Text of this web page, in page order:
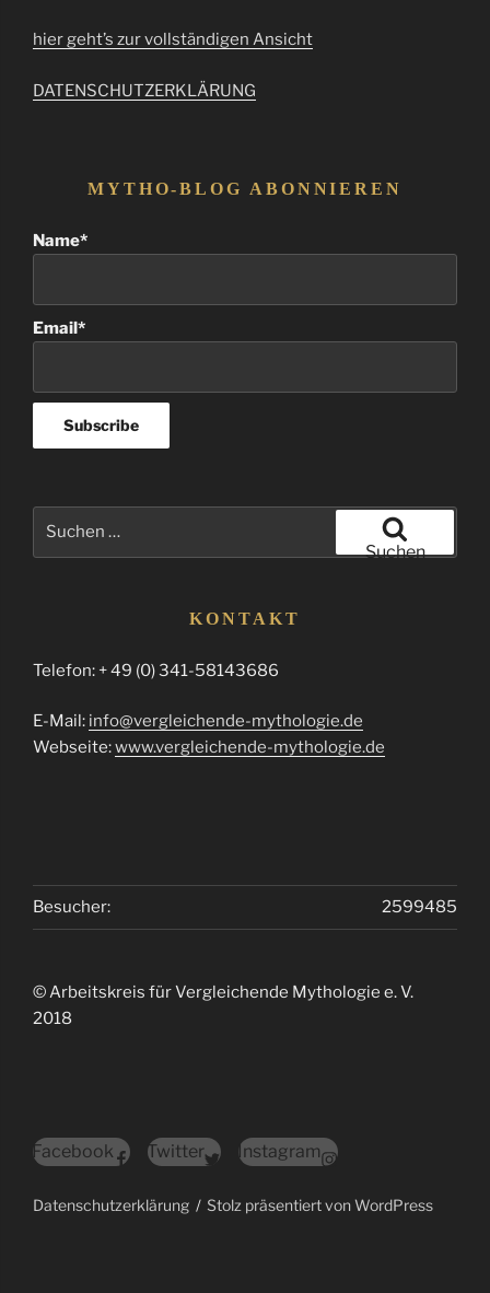
hier geht’s zur vollständigen Ansicht
DATENSCHUTZERKLÄRUNG
MYTHO-BLOG ABONNIEREN
Name*
Email*
Suchen
KONTAKT
Telefon: + 49 (0) 341-58143686
E-Mail: info@vergleichende-mythologie.de
Webseite:www.vergleichende-mythologie.de
2599485
Besucher:
© Arbeitskreis für Vergleichende Mythologie e. V.
2018
Facebook Twitter Instagram
Datenschutzerklärung Stolz präsentiert von WordPress